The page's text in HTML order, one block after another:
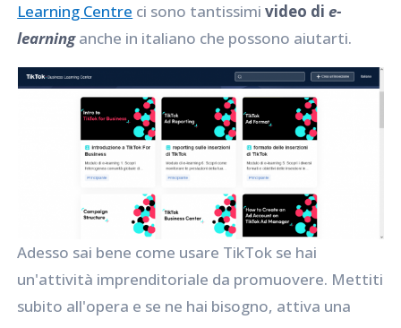
Learning Centre ci sono tantissimivideo di e-
learninganche in italiano che possono aiutarti.
Adesso sai bene come usare TikTok se hai
un'attività imprenditoriale da promuovere. Mettiti
subito all'opera e se ne hai bisogno, attiva una